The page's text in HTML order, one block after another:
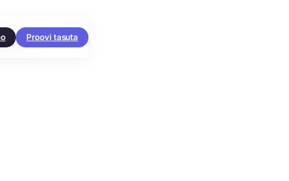
Proovi tasuta
peaks.